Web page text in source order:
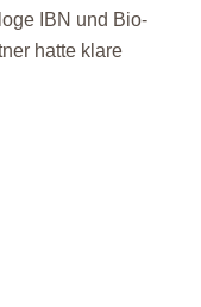
IBN und Bio-
hatte klare